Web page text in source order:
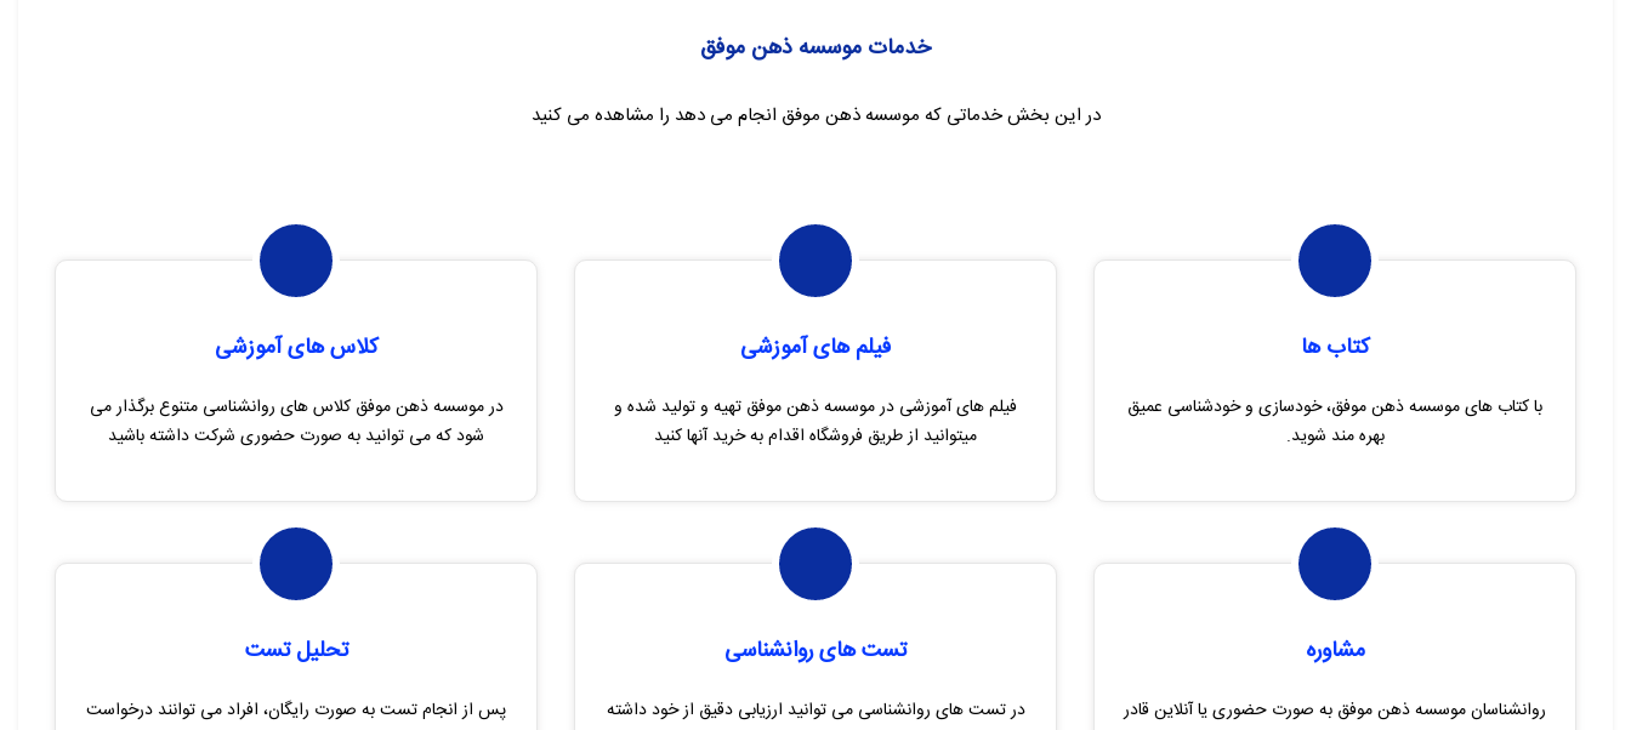
خدمات موسسه ذهن موفق
در این بخش خدماتی که موسسه ذهن موفق انجام می دهد را مشاهده می کنید
کتاب ها
با کتاب های موسسه ذهن موفق، خودسازی و خودشناسی عمیق
بهره مند شوید.
فیلم های آموزشی
فیلم های آموزشی در موسسه ذهن موفق تهیه و تولید شده و
میتوانید از طریق فروشگاه اقدام به خرید آنها کنید
کلاس های آموزشی
در موسسه ذهن موفق کلاس های روانشناسی متنوع برگذار می
شود که می توانید به صورت حضوری شرکت داشته باشید
مشاوره
روانشناسان موسسه ذهن موفق به صورت حضوری یا آنلاین قادر
تست های روانشناسی
در تست های روانشناسی می توانید ارزیابی دقیق از خود داشته
تحلیل تست
پس از انجام تست به صورت رایگان، افراد می توانند درخواست